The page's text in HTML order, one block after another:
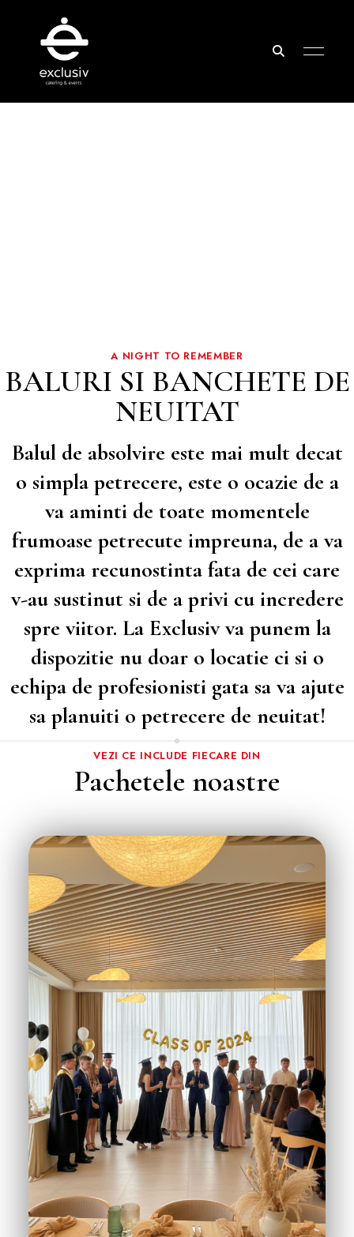
Exclusiv
A NIGHT TO REMEMBER
BALURI SI BANCHETE DE
NEUITAT
Balul de absolvire este mai mult decat
o simpla petrecere, este o ocazie de a
va aminti de toate momentele
frumoase petrecute impreuna, de a va
exprima recunostinta fata de cei care
v-au sustinut si de a privi cu incredere
spre viitor. La Exclusiv va punem la
dispozitie nu doar o locatie ci si o
echipa de profesionisti gata sa va ajute
sa planuiti o petrecere de neuitat!
VEZI CE INCLUDE FIECARE DIN
Pachetele noastre